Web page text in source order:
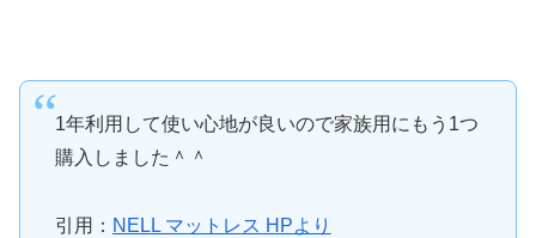
1年利用して使い心地が良いので家族用にもう1つ
購入しました＾＾
引用： NELL マットレス HPより